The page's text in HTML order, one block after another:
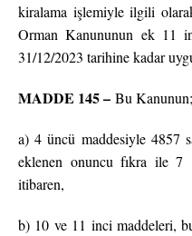
kiralama işlemiyle ilgili
Orman Kanununun ek 11
31/12/2023 tarihine kadar
MADDE 145 – Bu Kanunun;
a) 4 üncü maddesiyle 4857
eklenen onuncu fıkra ile 7
itibaren,
b) 10 ve 11 inci maddeleri,